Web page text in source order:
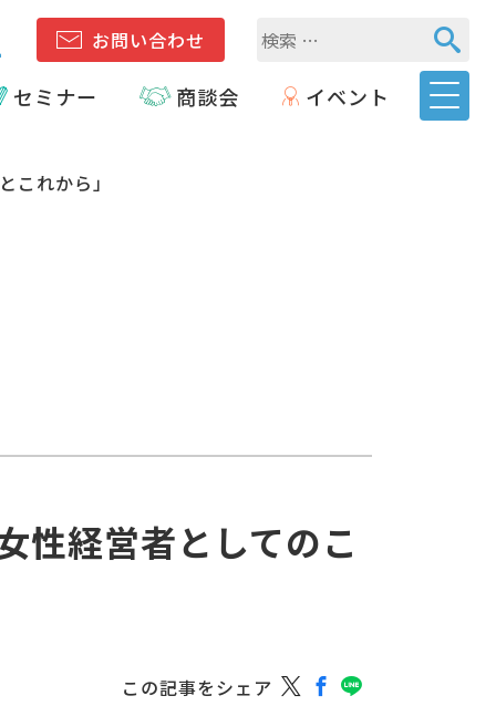
お問い合わせ
セミナー 商談会 イベント
れから」
性経営者としてのこ
この記事をシェア